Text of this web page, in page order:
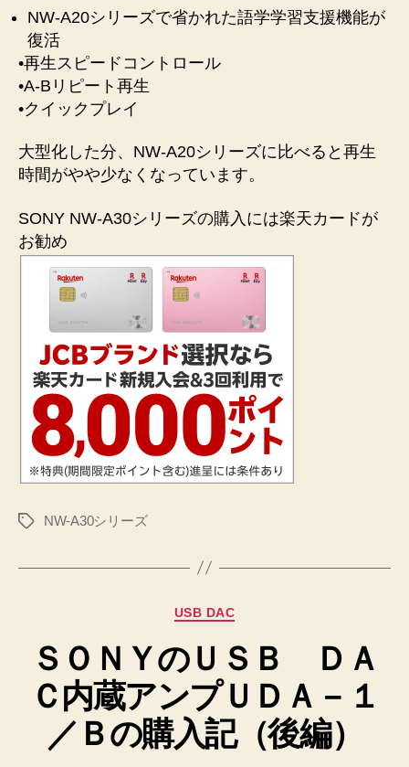
NW-A20シリーズで省かれた語学学習支援機能が
復活
•再生スピードコントロール
•A-Bリピート再生
•クイックプレイ
大型化した分、NW-A20シリーズに比べると再生
時間がやや少なくなっています。
SONY NW-A30シリーズの購入には楽天カードが
お勧め
タ
NW-A30シリーズ
カ
ゴ
リ
ー
USB DAC
ＳＯＮＹのＵＳＢ ＤＡ
Ｃ内蔵アンプＵＤＡ－１
／Ｂの購入記（後編）